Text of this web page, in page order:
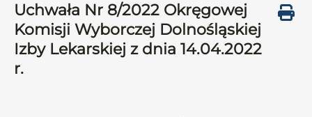
Uchwała Nr 8/2022 Okręgowej
Komisji Wyborczej Dolnośląskiej
Izby Lekarskiej z dnia 14.04.2022
r.